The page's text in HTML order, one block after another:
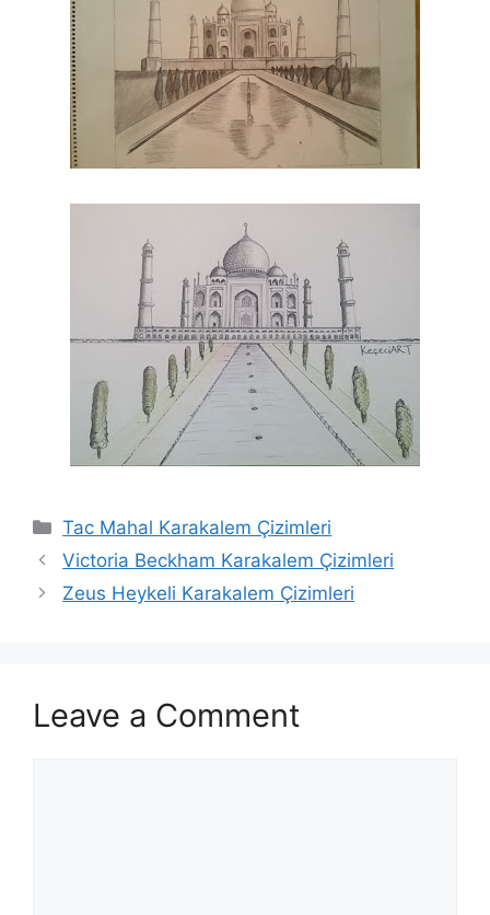
Categories
Tac Mahal Karakalem Çizimleri
Victoria Beckham Karakalem Çizimleri
Zeus Heykeli Karakalem Çizimleri
Leave a Comment